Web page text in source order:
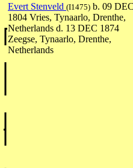
Evert Stenveld (I1475) b. 09
1804 Vries, Tynaarlo, Drenthe,
Netherlands d. 13 DEC 1874
Zeegse, Tynaarlo, Drenthe,
Netherlands